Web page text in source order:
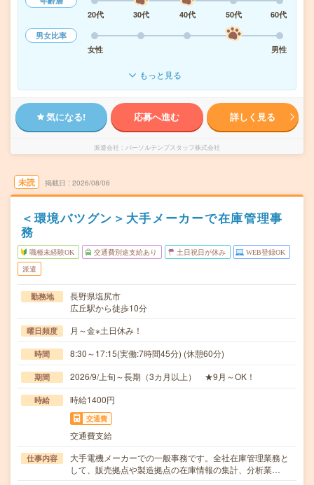
20代
30代 40代 50代
60代
男女比率
女性
男性
もっと見る
気になる! 応募へ進む 詳しく見る
派遣会社 パーソルテンプスタッフ株式会社
未読 掲載日 2026/08/06
＜環境バツグン＞大手メーカーで在庫管理事
務
職種未経験OK 交通費別途支給あり 土日祝日が休み WEB登録OK
派遣
勤務地
長野県塩尻市
広丘駅から徒歩10分
曜日頻度 月～金※土日休み！
時間 8:30～17:15(実働:7時間45分) (休憩60分)
期間 2026/9/上旬～長期（3カ月以上） ★9月～OK！
時給 時給1400円
交通費
交通費支給
仕事内容
大手電機メーカーでの一般事務です。全社在庫管理業務と
して、販売拠点や製造拠点の在庫情報の集計、分析業…